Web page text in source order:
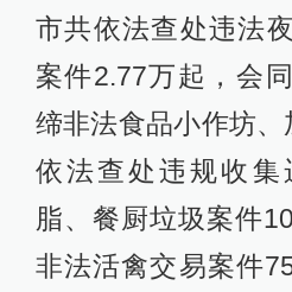
市共依法查处违法
案件2.77万起，会
缔非法食品小作坊、
依法查处违规收集
脂、餐厨垃圾案件
非法活禽交易案件